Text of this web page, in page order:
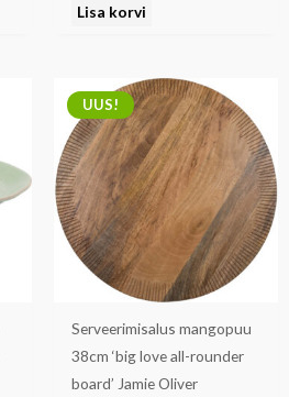
Lisa korvi
UUS!
Serveerimisalus mangopuu
38cm ‘big love all-rounder
board’ Jamie Oliver